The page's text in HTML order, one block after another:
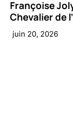
Françoise
Chevalier de
juin 20, 2026